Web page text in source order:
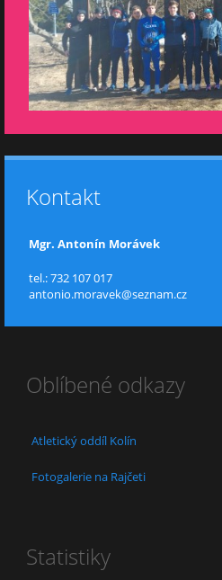
Kontakt
Mgr. Antonín Morávek
tel.: 732 107 017
antonio.moravek@seznam.cz
Oblíbené odkazy
Atletický oddíl Kolín
Fotogalerie na Rajčeti
Statistiky